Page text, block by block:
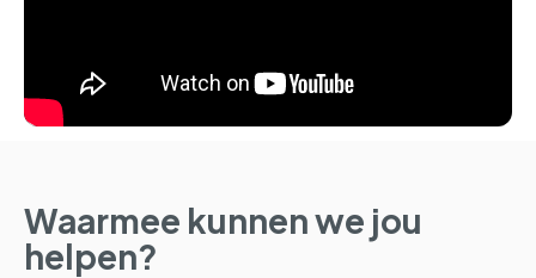
Waarmee kunnen we jou
helpen?